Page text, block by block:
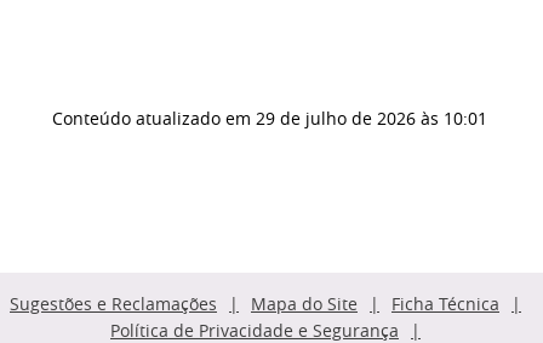
Conteúdo atualizado em 29 de julho de 2026 às 10:01
Sugestões e Reclamações Mapa do Site
Ficha Técnica
Política de Privacidade e Segurança